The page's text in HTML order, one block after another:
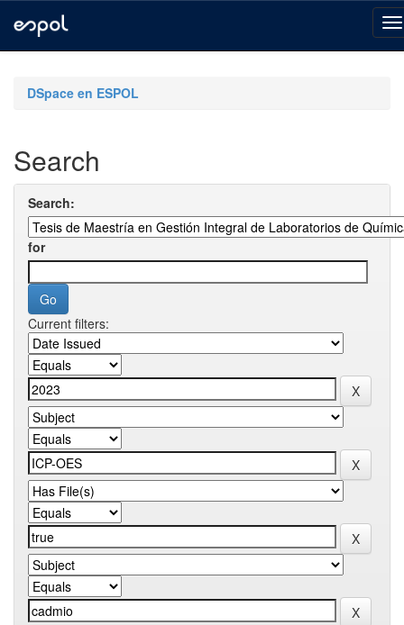
navigationDSpace en ESPOL
Search
Search:
for
Current filters: